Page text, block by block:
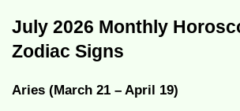
July 2026 Monthly
Zodiac Signs
Aries (March 21 – April 19)